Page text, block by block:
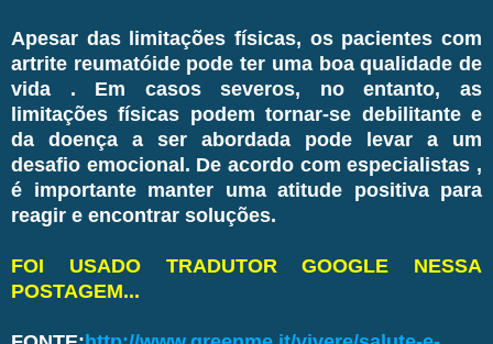
Apesar das limitações físicas, os pacientes com
artrite reumatóide pode ter uma boa qualidade de
vida . Em casos severos, no entanto, as
limitações físicas podem tornar-se debilitante e
da doença a ser abordada pode levar a um
desafio emocional. De acordo com especialistas ,
é importante manter uma atitude positiva para
reagir e encontrar soluções.
FOI USADO TRADUTOR GOOGLE NESSA
POSTAGEM...